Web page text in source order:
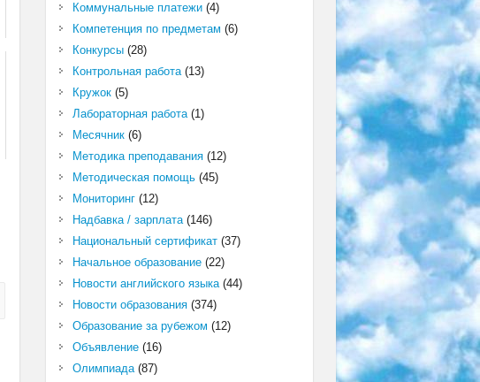
Коммунальные платежи(4)
Компетенция по предметам (6)
Конкурсы(28)
Контрольная работа(13)
Кружок(5)
Лабораторная работа(1)
Месячник(6)
Методика преподавания(12)
Методическая помощь(45)
Мониторинг(12)
Надбавка / зарплата(146)
Национальный сертификат(37)
Начальное образование(22)
Новости английского языка(44)
Новости образования(374)
Образование за рубежом (12)
Объявление(16)
Олимпиада(87)